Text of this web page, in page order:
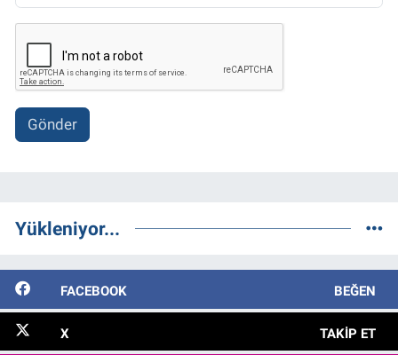
Gönder
Yükleniyor...
FACEBOOK BEĞEN
X TAKIP ET